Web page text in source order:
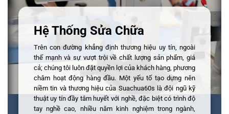
Hệ Thống Sửa Chữa
Trên con đường khẳng định thương hiệu uy tín, ngoài
thế mạnh và sự vượt trội về chất lượng sản phẩm, giá
cả; chúng tôi luôn đặt quyền lợi của khách hàng, phương
châm hoạt động hàng đầu. Một yếu tố tạo dựng nên
niềm tin và thương hiệu của Suachua60s là đội ngũ kỹ
thuật uy tín đầy tâm huyết với nghề, đặc biệt có trình độ
tay nghề cao, nhiều năm kinh nghiệm trong ngành,